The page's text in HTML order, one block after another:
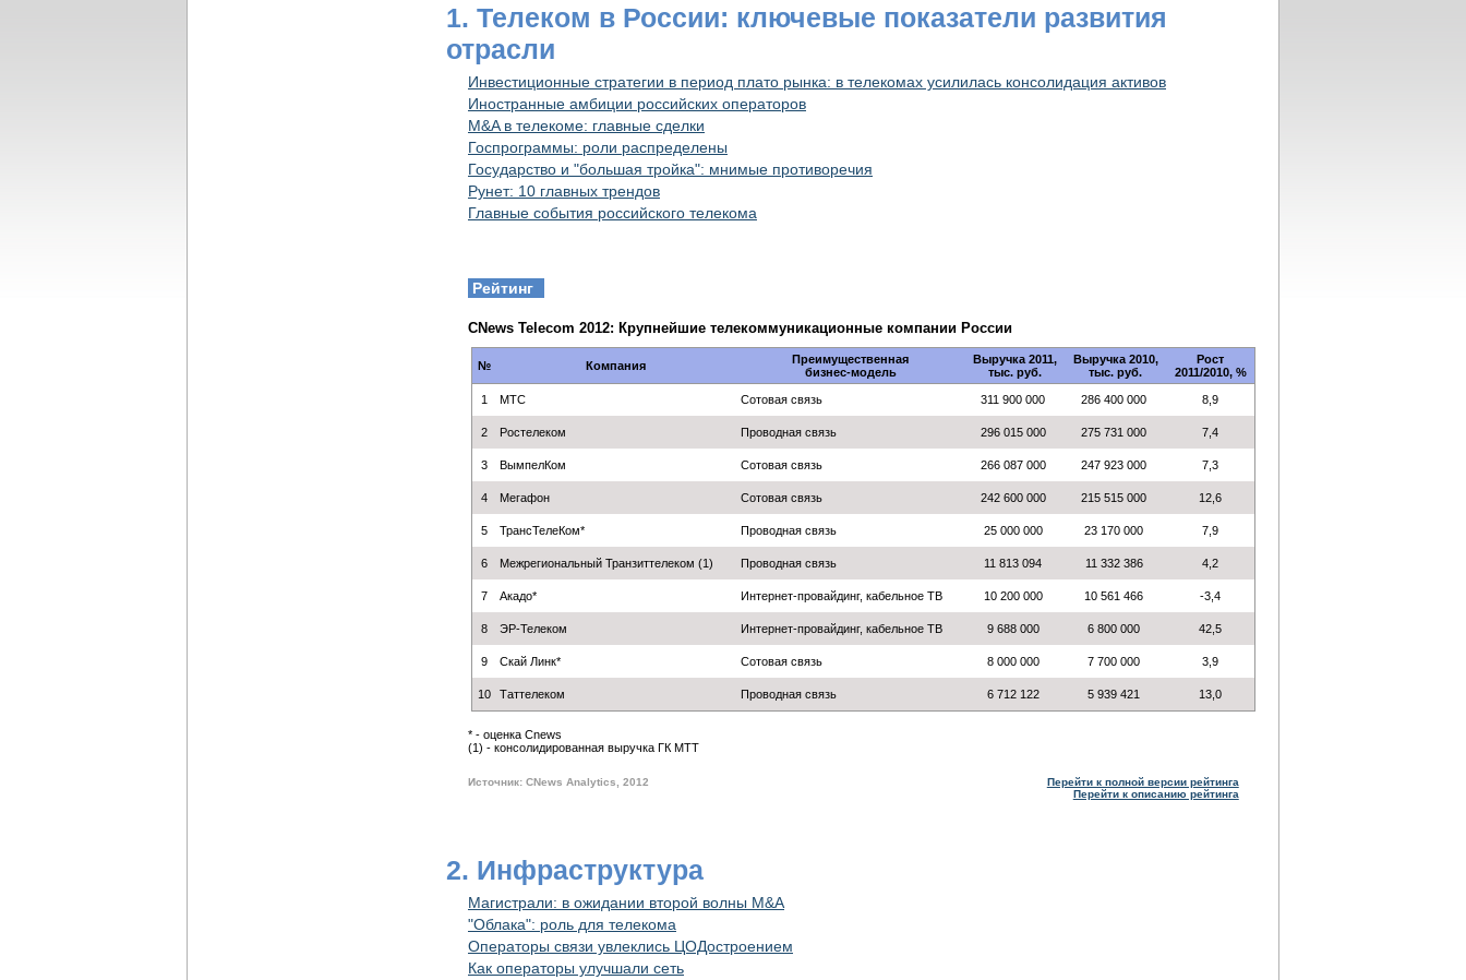
1. Телеком в России: ключевые показатели развития
отрасли
Инвестиционные стратегии в период плато рынка: в телекомах усилилась консолидация активов
Иностранные амбиции российских операторов
M&A в телекоме: главные сделки
Госпрограммы: роли распределены
Государство и "большая тройка": мнимые противоречия
Рунет: 10 главных трендов
Главные события российского телекома
Рейтинг
CNews Telecom 2012: Крупнейшие телекоммуникационные компании России
№ Компания
Преимущественная
бизнес-модель
Выручка 2011,
тыс. руб.
Выручка 2010,
тыс. руб.
Рост
2011/2010, %
1 МТС Сотовая связь 311 900 000 286 400 000 8,9
2 Ростелеком Проводная связь 296 015 000 275 731 000 7,4
3 ВымпелКом Сотовая связь 266 087 000 247 923 000 7,3
4 Мегафон Сотовая связь 242 600 000 215 515 000 12,6
5 ТрансТелеКом* Проводная связь 25 000 000 23 170 000 7,9
6 Межрегиональный Транзиттелеком (1) Проводная связь 11 813 094 11 332 386 4,2
7 Акадо* Интернет-провайдинг, кабельное ТВ 10 200 000 10 561 466 -3,4
8 ЭР-Телеком Интернет-провайдинг, кабельное ТВ 9 688 000 6 800 000 42,5
9 Скай Линк* Сотовая связь 8 000 000 7 700 000 3,9
10 Таттелеком Проводная связь 6 712 122 5 939 421 13,0
* - оценка Cnews
(1) - консолидированная выручка ГК МТТ
Источник: CNews Analytics, 2012
Перейти к полной версии рейтинга
Перейти к описанию рейтинга
2. Инфраструктура
Магистрали: в ожидании второй волны M&A
"Облака": роль для телекома
Операторы связи увлеклись ЦОДостроением
Как операторы улучшали сеть